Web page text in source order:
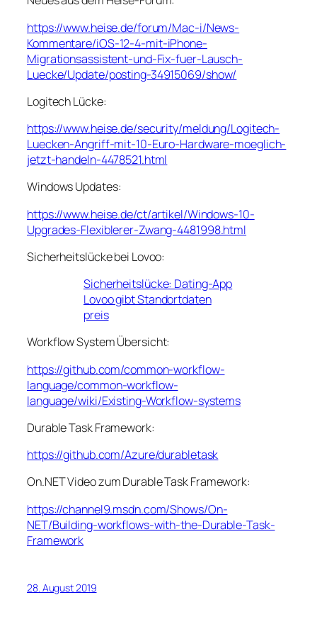
https://www.heise.de/forum/Mac-i/News-
Kommentare/iOS-12-4-mit-iPhone-
Migrationsassistent-und-Fix-fuer-Lausch-
Luecke/Update/posting-34915069/show/
Logitech Lücke:
https://www.heise.de/security/meldung/Logitech-
Luecken-Angriff-mit-10-Euro-Hardware-moeglich-
jetzt-handeln-4478521.html
Windows Updates:
https://www.heise.de/ct/artikel/Windows-10-
Upgrades-Flexiblerer-Zwang-4481998.html
Sicherheitslücke bei Lovoo:
Sicherheitslücke: Dating-App
Lovoo gibt Standortdaten
preis
Workflow System Übersicht:
https://github.com/common-workflow-
language/common-workflow-
language/wiki/Existing-Workflow-systems
Durable Task Framework:
https://github.com/Azure/durabletask
On.NET Video zum Durable Task Framework:
https://channel9.msdn.com/Shows/On-
NET/Building-workflows-with-the-Durable-Task-
Framework
28. August 2019